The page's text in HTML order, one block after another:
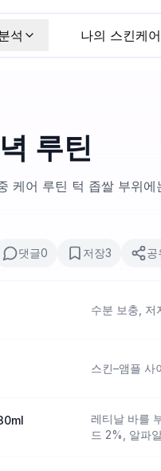
석 나의 스킨케어
루틴
케어 루틴 턱 좁쌀 부위에
댓글0 저장3 공
수분 보충, 저
스킨–앰플 사
레티날 바를
드 2%, 알파